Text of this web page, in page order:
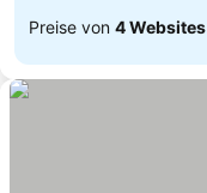
Preise von 4 Websites